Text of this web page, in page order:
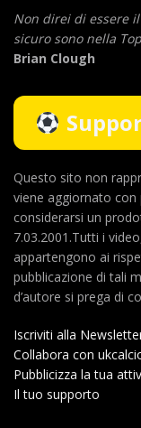
Non direi di essere
sicuro sono nella
Brian Clough
Questo sito non
viene aggiornato
considerarsi un
7.03.2001.Tutti i
appartengono ai
pubblicazione di tali
d’autore si prega di
Iscriviti alla
Collabora con
Pubblicizza la tua
Il tuo supporto